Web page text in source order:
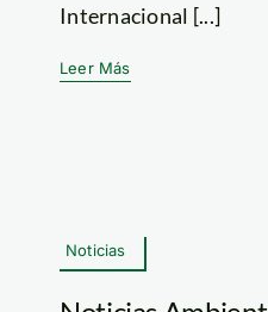
Internacional [...]
Leer Más
Noticias